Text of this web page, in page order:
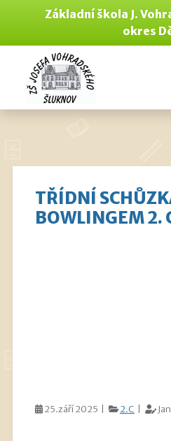
Základní škola J.
okres
TŘÍDNÍ
BOWLINGEM 2.
25.září 2025 | 2.C |